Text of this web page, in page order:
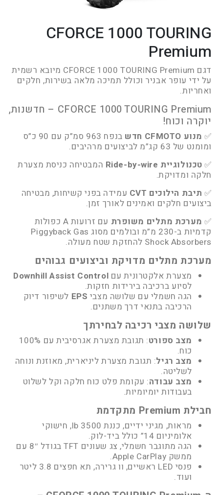
CFORCE 1000 TOURING
Premium
דגם CFORCE 1000 TOURING Premium מיובא רשמית
על ידי עופר אבניר וכולל תמיכה מלאה בשירות, חלקים
ואחריות.
CFORCE 1000 TOURING Premium
– חדשנות,
יוקרה וכוח!
✅ מנוע CFMOTO חדש
בנפח 963 סמ”ק עם 90 כ”ס
ומומנט של 63 קג”מ לביצועים מרהיבים.
✅ טכנולוגיית Ride-by-wire
המבטיחה כניסת מצערת
חלקה ומדויקת.
✅ תיבת הילוכים CVT
עמידה בפני קשיחות, מבטיחה
ביצועים חלקים ואמינים לאורך זמן.
✅ מערכת מתלים משופרת
עם זרועות A כפולות
קדמיות ב-230 מ”מ ובולמים מסוג Piggyback Gas
Shock Absorbers להחזקת שטח מעולה.
מערכת מתלים מדויקת וביצועים גבוהים
מצערת אלקטרונית עם Downhill Assist Control
לסיוע ברכיבה בירידות חזקות.
הגה חשמלי עם שלושה מצבי EPS לשיפור דיוק
הרכיבה בתנאי דרך משתנים.
שלושה מצבי רכיבה לבחירתך
מצב ספורט
: תגובת מצערת אגרסיבית עם 100%
כוח.
מצב רגיל: תגובת מצערת ליניארית, מאוזנת ונוחה
לשליטה.
מצב עבודה: עקומת פלט כוח חלקה וקל לשלוט
בעבודות יומיומיות.
חבילת Premium מתקדמת
מראות, מגיני ידיים, כננת 3500 lb, חישוקי
אלומיניום 14” כולל ביד-לוק.
הגה מתוגבר חשמלי, צג שעונים TFT בגודל 8″ עם
ממשק Apple CarPlay.
פנסי LED ראשיים, וו גרירה, תא חפצים 3.8 ליטר
ועוד.